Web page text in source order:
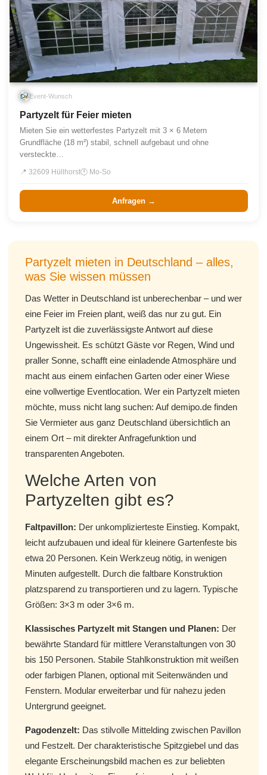
Event-Wunsch
Partyzelt für Feier mieten
Mieten Sie ein wetterfestes Partyzelt mit 3 × 6 Metern
Grundfläche (18 m²) stabil, schnell aufgebaut und ohne
versteckte…
📍 32609 Hüllhorst🕐 Mo-So
Anfragen →
Partyzelt mieten in Deutschland – alles,
was Sie wissen müssen
Das Wetter in Deutschland ist unberechenbar – und wer
eine Feier im Freien plant, weiß das nur zu gut. Ein
Partyzelt ist die zuverlässigste Antwort auf diese
Ungewissheit. Es schützt Gäste vor Regen, Wind und
praller Sonne, schafft eine einladende Atmosphäre und
macht aus einem einfachen Garten oder einer Wiese
eine vollwertige Eventlocation. Wer ein Partyzelt mieten
möchte, muss nicht lang suchen: Auf demipo.de finden
Sie Vermieter aus ganz Deutschland übersichtlich an
einem Ort – mit direkter Anfragefunktion und
transparenten Angeboten.
Welche Arten von
Partyzelten gibt es?
Faltpavillon: Der unkomplizierteste Einstieg. Kompakt,
leicht aufzubauen und ideal für kleinere Gartenfeste bis
etwa 20 Personen. Kein Werkzeug nötig, in wenigen
Minuten aufgestellt. Durch die faltbare Konstruktion
platzsparend zu transportieren und zu lagern. Typische
Größen: 3×3 m oder 3×6 m.
Klassisches Partyzelt mit Stangen und Planen: Der
bewährte Standard für mittlere Veranstaltungen von 30
bis 150 Personen. Stabile Stahlkonstruktion mit weißen
oder farbigen Planen, optional mit Seitenwänden und
Fenstern. Modular erweiterbar und für nahezu jeden
Untergrund geeignet.
Pagodenzelt: Das stilvolle Mittelding zwischen Pavillon
und Festzelt. Der charakteristische Spitzgiebel und das
elegante Erscheinungsbild machen es zur beliebten